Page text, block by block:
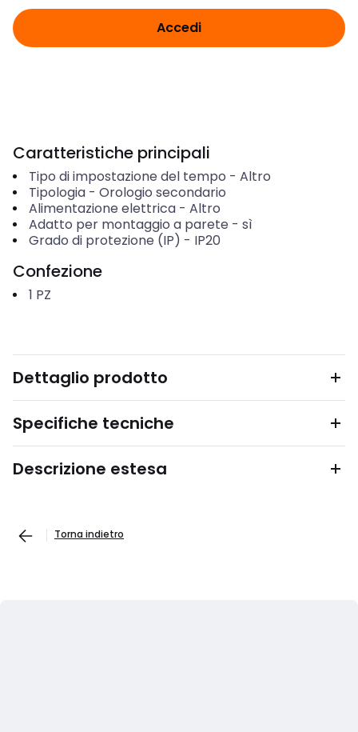
Accedi
Caratteristiche principali
Tipo di impostazione del tempo - Altro
Tipologia- Orologio secondario
Alimentazione elettrica- Altro
Adatto per montaggio a parete - sì
Grado di protezione (IP) - IP20
Confezione
1 PZ
Dettaglio prodotto
Specifiche tecniche
Descrizione estesa
Torna indietro